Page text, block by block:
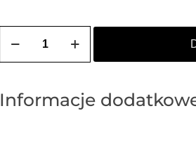
Bransoletka
krzyżykiem
iInformacje